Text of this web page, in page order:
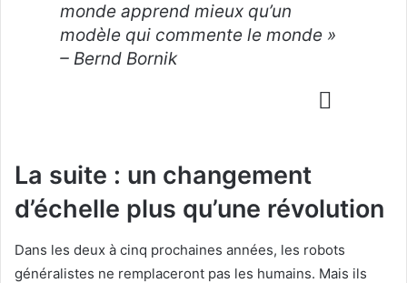
monde apprend mieux qu’un
modèle qui commente le monde »
– Bernd Bornik
La suite : un changement
d’échelle plus qu’une révolution
Dans les deux à cinq prochaines années, les robots
généralistes ne remplaceront pas les humains. Mais ils